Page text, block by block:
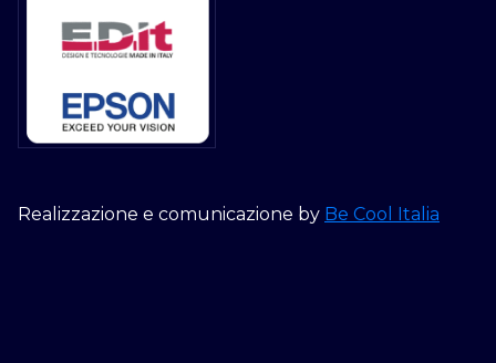
Realizzazione e comunicazione by Be Cool Italia